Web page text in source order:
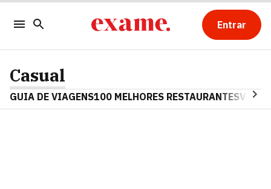
Entrar
Casual
GUIA DE VIAGENS100 MELHORES RESTAURANTES